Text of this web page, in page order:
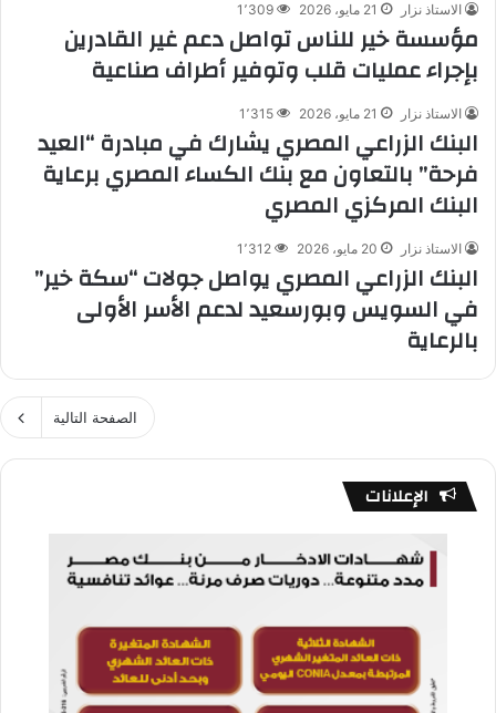
الاستاذ نزار 21 مايو، 2026 1٬309
مؤسسة خير للناس تواصل دعم غير القادرين
بإجراء عمليات قلب وتوفير أطراف صناعية
الاستاذ نزار 21 مايو، 2026 1٬315
البنك الزراعي المصري يشارك في مبادرة “العيد
فرحة” بالتعاون مع بنك الكساء المصري برعاية
البنك المركزي المصري
الاستاذ نزار 20 مايو، 2026 1٬312
البنك الزراعي المصري يواصل جولات “سكة خير”
في السويس وبورسعيد لدعم الأسر الأولى
بالرعاية
الصفحة التالية
الإعلانات